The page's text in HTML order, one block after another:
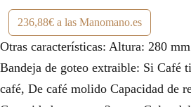
236,88€ a las Manomano.es
Otras características: Altura: 280
Bandeja de goteo extraible: Si Café
café, De café molido Capacidad de